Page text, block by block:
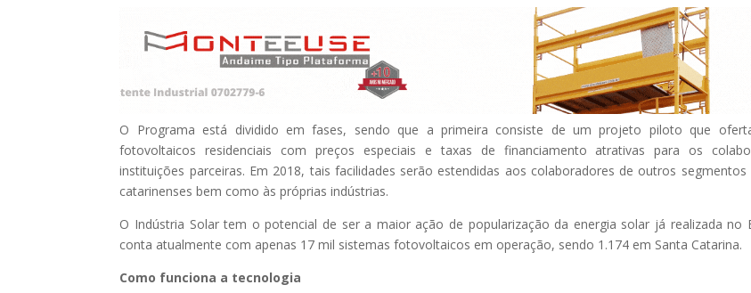
O Programa está dividido em fases, sendo que a primeira consiste de um projeto piloto que
fotovoltaicos residenciais com preços especiais e taxas de financiamento atrativas para os
instituições parceiras. Em 2018, tais facilidades serão estendidas aos colaboradores de outros segmentos
catarinenses bem como às próprias indústrias.
O Indústria Solar tem o potencial de ser a maior ação de popularização da energia solar já realizada no
conta atualmente com apenas 17 mil sistemas fotovoltaicos em operação, sendo 1.174 em Santa Catarina.
Como funciona a tecnologia